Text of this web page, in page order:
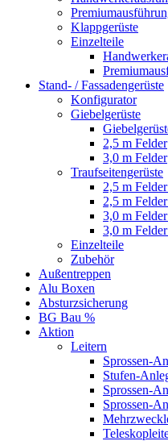
Klappgerüste
Einzelteile
Stand- / Fassadengerüste
Konfigurator
Giebelgerüste
2,5 m Felder
3,0 m Felder
Traufseitengerüste
2,5 m
2,5 m
3,0 m
3,0 m
Einzelteile
Zubehör
Außentreppen
Alu Boxen
Absturzsicherung
BG Bau %
Aktion
Leitern
Sprossen-
Stufen-
Sprossen-
Sprossen-